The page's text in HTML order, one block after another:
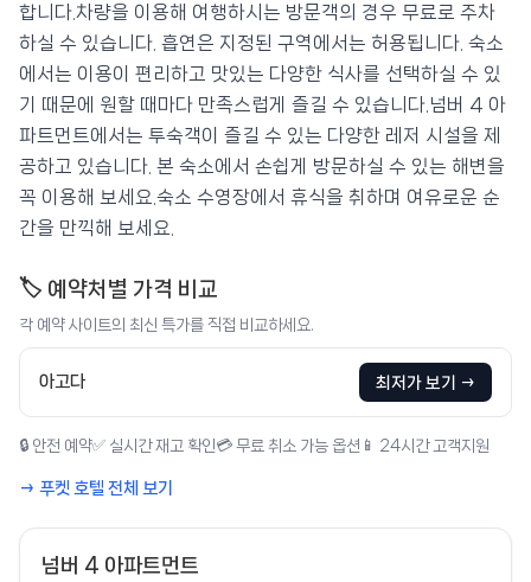
합니다.차량을 이용해 여행하시는 방문객의 경우 무료로 주차
하실 수 있습니다. 흡연은 지정된 구역에서는 허용됩니다. 숙소
에서는 이용이 편리하고 맛있는 다양한 식사를 선택하실 수 있
기 때문에 원할 때마다 만족스럽게 즐길 수 있습니다.넘버 4 아
파트먼트에서는 투숙객이 즐길 수 있는 다양한 레저 시설을 제
공하고 있습니다. 본 숙소에서 손쉽게 방문하실 수 있는 해변을
꼭 이용해 보세요.숙소 수영장에서 휴식을 취하며 여유로운 순
간을 만끽해 보세요.
🏷️ 예약처별 가격 비교
각 예약 사이트의 최신 특가를 직접 비교하세요.
아고다 최저가 보기 →
🔒 안전 예약✅ 실시간 재고 확인 💳 무료 취소 가능 옵션 📱 24시간 고객지원
→ 푸켓 호텔 전체 보기
넘버 4 아파트먼트